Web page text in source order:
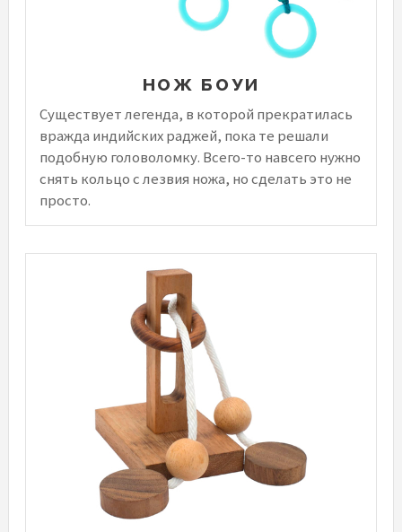
НОЖ БОУИ
Существует легенда, в которой прекратилась
вражда индийских раджей, пока те решали
подобную головоломку. Всего-то навсего нужно
снять кольцо с лезвия ножа, но сделать это не
просто.